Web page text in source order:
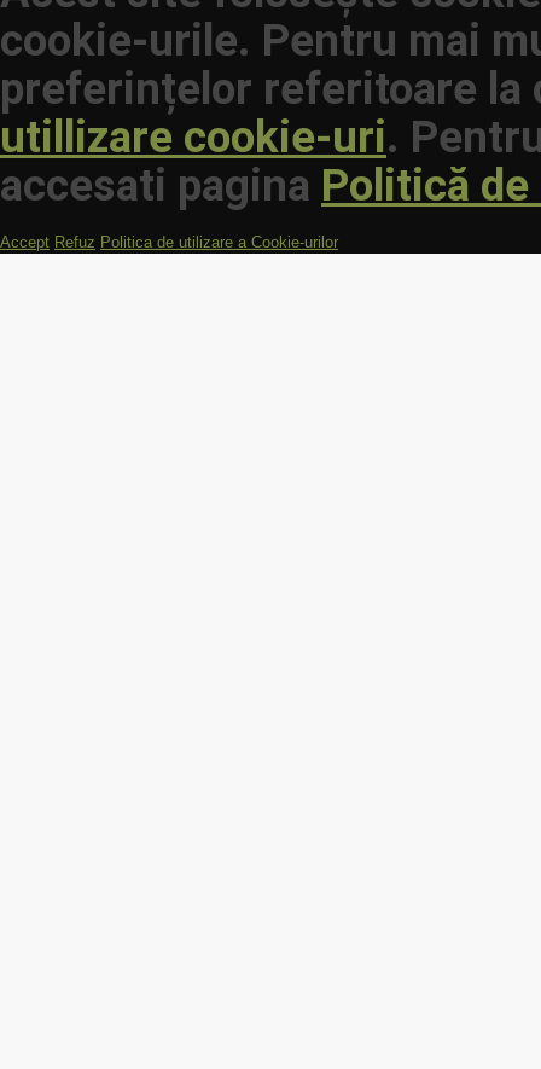
cookie-urile. Pentru mai
preferințelor referitoare
utillizare cookie-uri.
accesati pagina Politică
Accept Refuz Politica de utilizare a Cookie-urilor